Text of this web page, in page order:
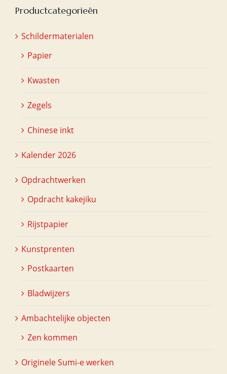
Productcategorieën
Schildermaterialen
Papier
Kwasten
Zegels
Chinese inkt
Kalender 2026
Opdrachtwerken
Opdracht kakejiku
Rijstpapier
Kunstprenten
Postkaarten
Bladwijzers
Ambachtelijke objecten
Zen kommen
Originele Sumi-e werken